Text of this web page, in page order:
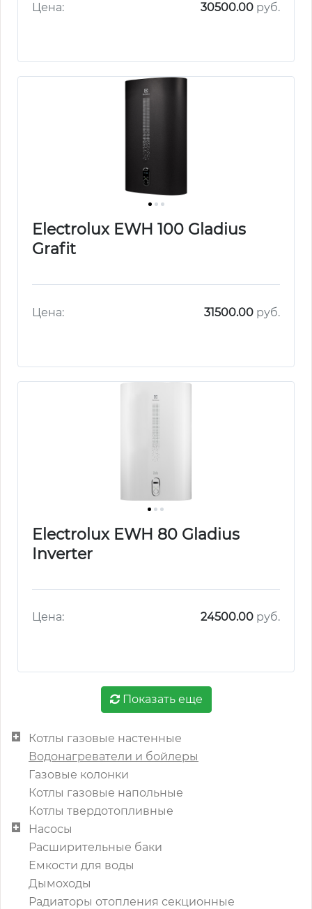
Котлы газовые настенные
Водонагреватели и бойлеры
Газовые колонки
Котлы газовые напольные
Котлы твердотопливные
Насосы
Расширительные баки
Емкости для воды
Дымоходы
Радиаторы отопления секционные
Цена: 30500.00руб.
Electrolux EWH 100 Gladius
Grafit
Цена: 31500.00руб.
Electrolux EWH 80 Gladius
Inverter
Цена: 24500.00руб.
Показать еще